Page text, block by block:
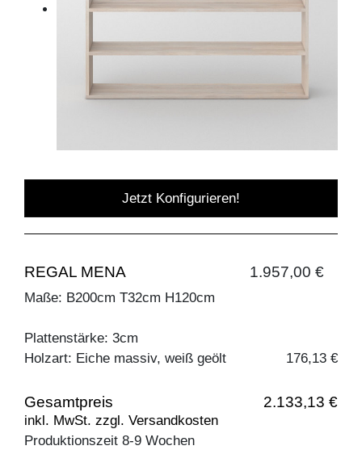
Jetzt Konfigurieren!
REGAL MENA 1.957,00 €
Maße: B200cm T32cm H120cm
Plattenstärke: 3cm
Holzart: Eiche massiv, weiß geölt
176,13 €
Gesamtpreis 2.133,13 €
inkl. MwSt. zzgl. Versandkosten
Produktionszeit 8-9 Wochen